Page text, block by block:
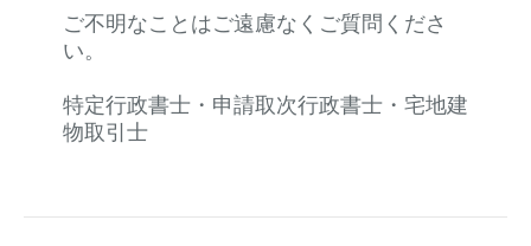
ご不明なことはご遠慮なくご質問くださ
い。
特定行政書士・申請取次行政書士・宅地建
物取引士